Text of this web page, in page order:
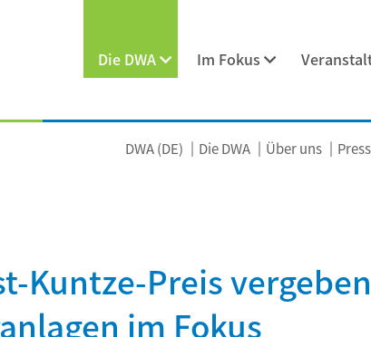
Die DWA Im Fokus
DWA (DE) Die DWA Über uns
Kuntze-Preis
im Fokus